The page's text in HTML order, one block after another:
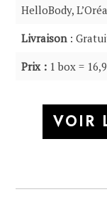
HelloBody,
Livraison:
Prix : 1 box =
VOIR